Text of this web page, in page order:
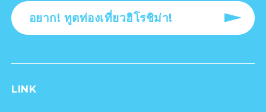
อยาก! ทูตท่องเที่ยวฮิโรชิม่า!
LINK